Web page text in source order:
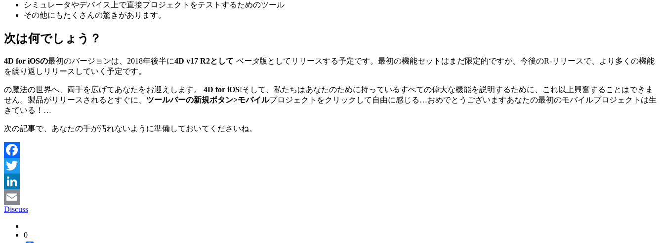
シミュレータやデバイス上で直接プロジェクトをテストするためのツール
その他にもたくさんの驚きがあります。
次は何でしょう？
4D for iOSの最初のバージョンは、2018年後半に4D v17 R2として ベータ版としてリリースする予定です。最初の機能セットはまだ限定的ですが、今後のR-リリースで、より多くの機能
を繰り返しリリースしていく予定です。
の魔法の世界へ、両手を広げてあなたをお迎えします。 4D for iOS!そして、私たちはあなたのために持っているすべての偉大な機能を説明するために、これ以上興奮することはできま
せん。製品がリリースされるとすぐに、 ツールバーの新規ボタン>モバイルプロジェクトをクリックして自由に感じる…おめでとうございますあなたの最初のモバイルプロジェクトは生
きている！…
次の記事で、あなたの手が汚れないように準備しておいてくださいね。
Facebook
Twitter
LinkedIn
Email
Discuss
0